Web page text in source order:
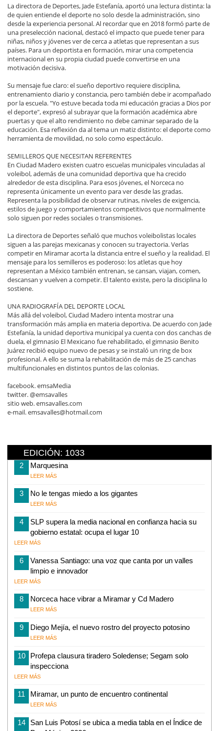
La directora de Deportes, Jade Estefanía, aportó una lectura distinta: la
de quien entiende el deporte no solo desde la administración, sino
desde la experiencia personal. Al recordar que en 2018 formó parte de
una preselección nacional, destacó el impacto que puede tener para
niñas, niños y jóvenes ver de cerca a atletas que representan a sus
países. Para un deportista en formación, mirar una competencia
internacional en su propia ciudad puede convertirse en una
motivación decisiva.
Su mensaje fue claro: el sueño deportivo requiere disciplina,
entrenamiento diario y constancia, pero también debe ir acompañado
por la escuela. "Yo estuve becada toda mi educación gracias a Dios por
el deporte", expresó al subrayar que la formación académica abre
puertas y que el alto rendimiento no debe caminar separado de la
educación. Esa reflexión da al tema un matiz distinto: el deporte como
herramienta de movilidad, no solo como espectáculo.
SEMILLEROS QUE NECESITAN REFERENTES
En Ciudad Madero existen cuatro escuelas municipales vinculadas al
voleibol, además de una comunidad deportiva que ha crecido
alrededor de esta disciplina. Para esos jóvenes, el Norceca no
representa únicamente un evento para ver desde las gradas.
Representa la posibilidad de observar rutinas, niveles de exigencia,
estilos de juego y comportamientos competitivos que normalmente
solo siguen por redes sociales o transmisiones.
La directora de Deportes señaló que muchos voleibolistas locales
siguen a las parejas mexicanas y conocen su trayectoria. Verlas
competir en Miramar acorta la distancia entre el sueño y la realidad. El
mensaje para los semilleros es poderoso: los atletas que hoy
representan a México también entrenan, se cansan, viajan, comen,
descansan y vuelven a competir. El talento existe, pero la disciplina lo
sostiene.
UNA RADIOGRAFÍA DEL DEPORTE LOCAL
Más allá del voleibol, Ciudad Madero intenta mostrar una
transformación más amplia en materia deportiva. De acuerdo con Jade
Estefanía, la unidad deportiva municipal ya cuenta con dos canchas de
duela, el gimnasio El Mexicano fue rehabilitado, el gimnasio Benito
Juárez recibió equipo nuevo de pesas y se instaló un ring de box
profesional. A ello se suma la rehabilitación de más de 25 canchas
multifuncionales en distintos puntos de las colonias.
facebook. emsaMedia
twitter. @emsavalles
sitio web. emsavalles.com
e-mail. emsavalles@hotmail.com
EDICIÓN: 1033
2 Marquesina
LEER MÁS
3 No le tengas miedo a los gigantes
LEER MÁS
4
SLP supera la media nacional en confianza hacia su
gobierno estatal: ocupa el lugar 10
LEER MÁS
6
Vanessa Santiago: una voz que canta por un valles
limpio e innovador
LEER MÁS
8 Norceca hace vibrar a Miramar y Cd Madero
LEER MÁS
9 Diego Mejía, el nuevo rostro del proyecto potosino
LEER MÁS
10
Profepa clausura tiradero Soledense; Segam solo
inspecciona
LEER MÁS
11 Miramar, un punto de encuentro continental
LEER MÁS
14
San Luis Potosí se ubica a media tabla en el Índice de